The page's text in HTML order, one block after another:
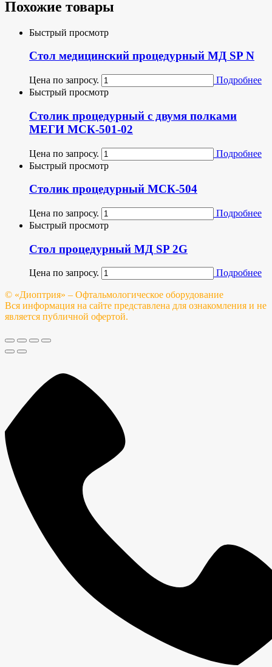
Похожие товары
Быстрый просмотр
Стол медицинский процедурный МД SP N
Цена по запросу.
Подробнее
Быстрый просмотр
Столик процедурный с двумя полками
МЕГИ МСК-501-02
Цена по запросу.
Подробнее
Быстрый просмотр
Столик процедурный МСК-504
Цена по запросу.
Подробнее
Быстрый просмотр
Стол процедурный МД SP 2G
Цена по запросу. Подробнее
© «Диоптрия» – Офтальмологическое оборудование
Вся информация на сайте представлена для ознакомления и не
является публичной офертой.